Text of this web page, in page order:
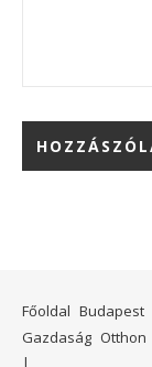
Főoldal Budapest
Gazdaság Otthon